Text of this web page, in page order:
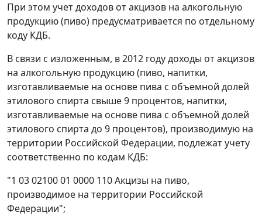
При этом учет доходов от акцизов на алкогольную
продукцию (пиво) предусматривается по отдельному
коду КДБ.
В связи с изложенным, в 2012 году доходы от акцизов
на алкогольную продукцию (пиво, напитки,
изготавливаемые на основе пива с объемной долей
этилового спирта свыше 9 процентов, напитки,
изготавливаемые на основе пива с объемной долей
этилового спирта до 9 процентов), производимую на
территории Российской Федерации, подлежат учету
соответственно по кодам КДБ:
"1 03 02100 01 0000 110 Акцизы на пиво,
производимое на территории Российской
Федерации";